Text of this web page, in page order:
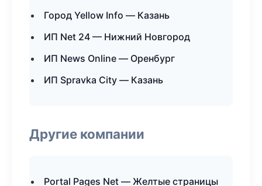
Город Yellow Info — Казань
ИП Net 24 — Нижний Новгород
ИП News Online — Оренбург
ИП Spravka City — Казань
Другие компании
Portal Pages Net — Желтые страницы